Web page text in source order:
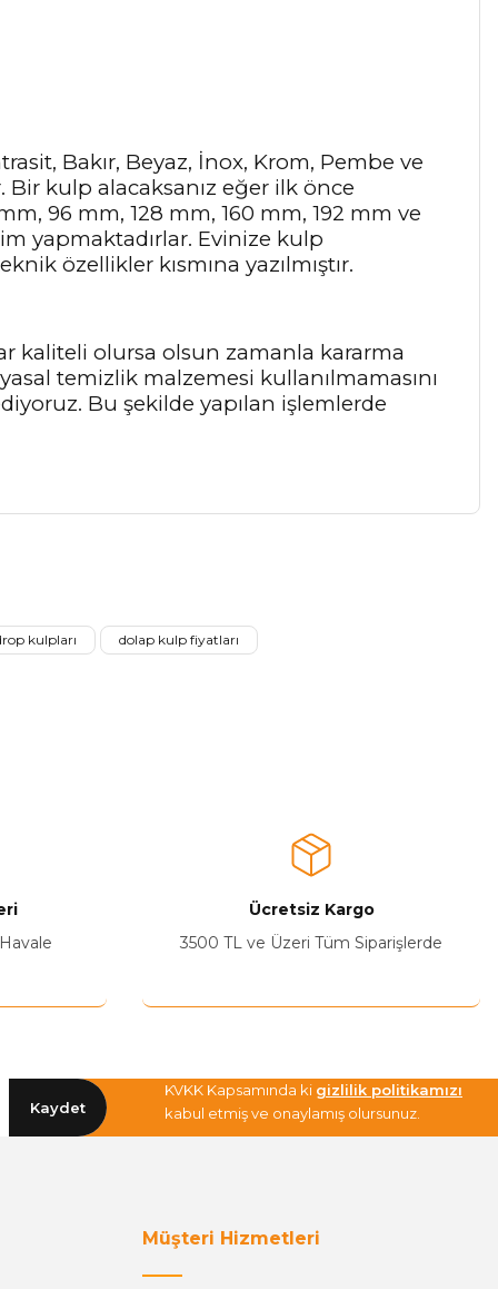
Bakır, Beyaz, İnox, Krom, Pembe ve
kulp alacaksanız eğer ilk önce
96 mm, 128 mm, 160 mm, 192 mm ve
yapmaktadırlar. Evinize kulp
özellikler kısmına yazılmıştır.
kaliteli olursa olsun zamanla kararma
temizlik malzemesi kullanılmamasını
Bu şekilde yapılan işlemlerde
kulpları
dolap kulp fiyatları
Ücretsiz Kargo
3500 TL ve Üzeri Tüm Siparişlerde
Kaydet
KVKK Kapsamında ki gizlilik politikamızı
kabul etmiş ve onaylamış olursunuz.
Müşteri Hizmetleri